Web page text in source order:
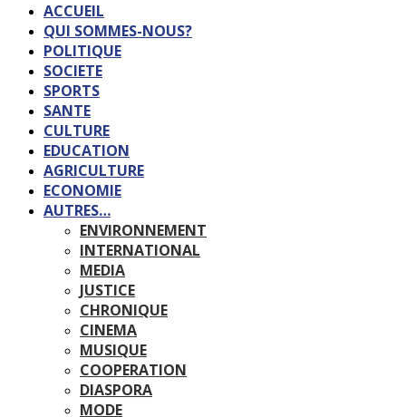
ACCUEIL
QUI SOMMES-NOUS?
POLITIQUE
SOCIETE
SPORTS
SANTE
CULTURE
EDUCATION
AGRICULTURE
ECONOMIE
AUTRES…
ENVIRONNEMENT
INTERNATIONAL
MEDIA
JUSTICE
CHRONIQUE
CINEMA
MUSIQUE
COOPERATION
DIASPORA
MODE